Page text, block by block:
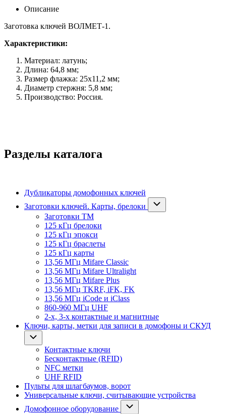
Описание
Заготовка ключей ВОЛМЕТ-1.
Характеристики:
Материал: латунь;
Длина: 64,8 мм;
Размер флажка: 25х11,2 мм;
Диаметр стержня: 5,8 мм;
Производство: Россия.
Разделы каталога
Дубликаторы домофонных ключей
Заготовки ключей. Карты, брелоки
Заготовки ТМ
125 кГц брелоки
125 кГц эпокси
125 кГц браслеты
125 кГц карты
13,56 МГц Mifare Classic
13,56 МГц Mifare Ultralight
13,56 МГц Mifare Plus
13,56 МГц TKRF, iFK, FK
13,56 МГц iCode и iClass
860-960 МГц UHF
2-х, 3-х контактные и магнитные
Ключи, карты, метки для записи в домофоны и СКУД
Контактные ключи
Бесконтактные (RFID)
NFC метки
UHF RFID
Пульты для шлагбаумов, ворот
Универсальные ключи, считывающие устройства
Домофонное оборудование